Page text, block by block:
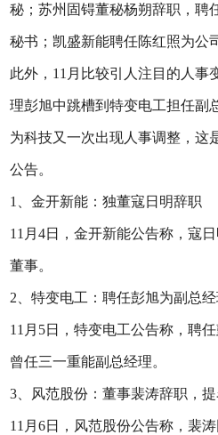
秘；苏州固锝董秘杨朔辞职，聘
秘书；凯盛新能聘任陈红照为公
此外，11月比较引人注目的人事
理彭旭中跳槽到特变电工担任副
为科技又一次出现人事调整，这
公告。
1、金开新能：独董寇日明辞职
11月4日，金开新能公告称，寇
董事。
2、特变电工：聘任彭旭为副总经
11月5日，特变电工公告称，聘
曾任三一重能副总经理。
3、风范股份：董事裴涛辞职，
11月6日，风范股份公告称，裴